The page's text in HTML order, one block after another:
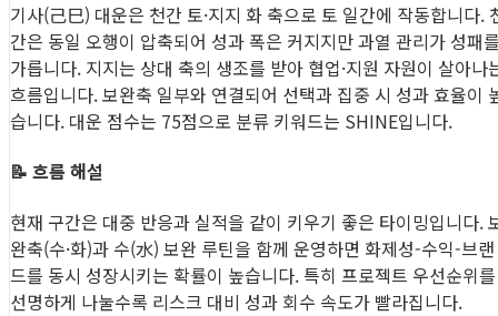
기사(己巳) 대운은 천간 토·지지 화 축으로 토 일간에 작동합니다.
간은 동일 오행이 압축되어 성과 폭은 커지지만 과열 관리가 성패
가릅니다. 지지는 상대 축의 생조를 받아 협업·지원 자원이 살아나
흐름입니다. 보완축 일부와 연결되어 선택과 집중 시 성과 효율이
습니다. 대운 점수는 75점으로 분류 키워드는 SHINE입니다.
📝 흐름 해설
현재 구간은 대중 반응과 실적을 같이 키우기 좋은 타이밍입니다.
완축(수·화)과 수(水) 보완 루틴을 함께 운영하면 화제성-수익-브랜
드를 동시 성장시키는 확률이 높습니다. 특히 프로젝트 우선순위를
선명하게 나눌수록 리스크 대비 성과 회수 속도가 빨라집니다.